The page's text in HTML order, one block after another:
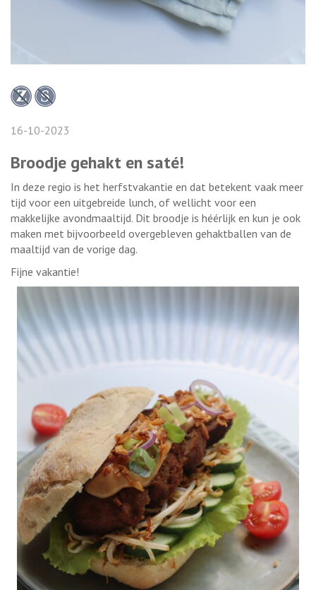
16-10-2023
Broodje gehakt en saté!
In deze regio is het herfstvakantie en dat betekent vaak meer
tijd voor een uitgebreide lunch, of wellicht voor een
makkelijke avondmaaltijd. Dit broodje is héérlijk en kun je ook
maken met bijvoorbeeld overgebleven gehaktballen van de
maaltijd van de vorige dag.
Fijne vakantie!